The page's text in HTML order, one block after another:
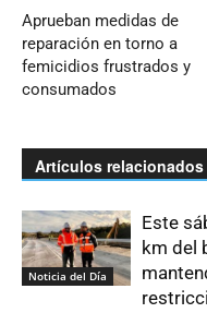
Aprueban medidas de
reparación en torno a
femicidios frustrados y
consumados
Artículos relacionados
Noticia del Día
Este
km del